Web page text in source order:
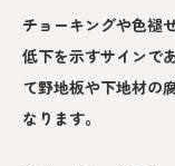
チョーキングや色褪
低下を示すサインで
て野地板や下地材の
なります。